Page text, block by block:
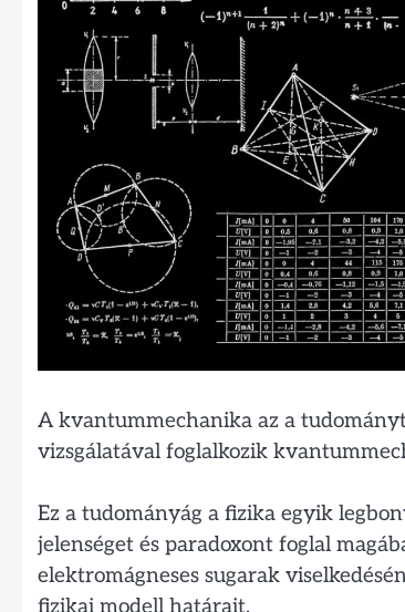
A kvantummechanika az a
vizsgálatával foglalkozik
Ez a tudományág a fizika egyik
jelenséget és paradoxont foglal
elektromágneses sugarak